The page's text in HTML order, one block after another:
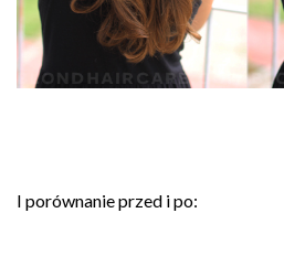
I porównanie przed i po: